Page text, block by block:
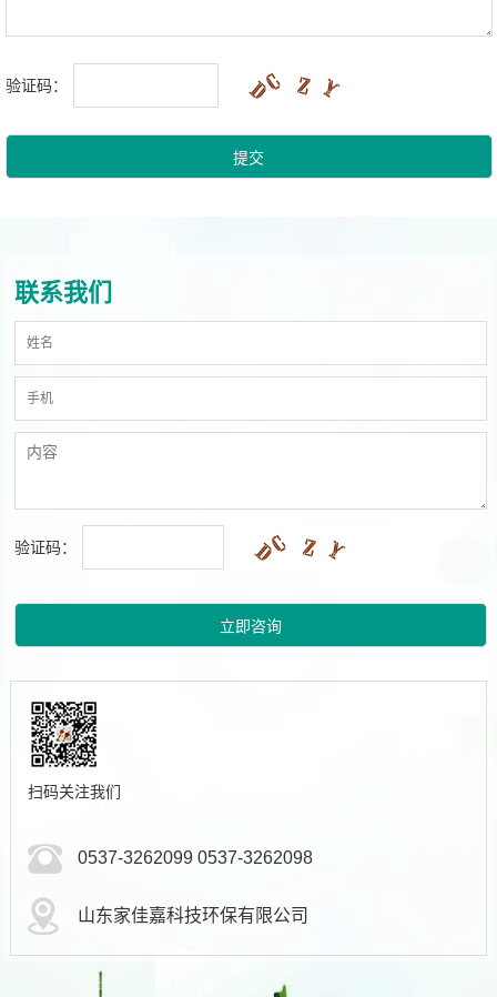
验证码：
联系我们
验证码：
扫码关注我们
0537-3262099 0537-3262098
山东家佳嘉科技环保有限公司